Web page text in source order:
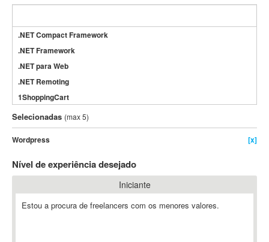
.NET Compact Framework
.NET Framework
.NET para Web
.NET Remoting
1ShoppingCart
3DS Max
3GSM
4D Dimension
802.11
A&P
A2Billing
Selecionadas (max 5)
Wordpress [x]
Nível de experiência desejado
Iniciante
Estou a procura de freelancers com os menores valores.